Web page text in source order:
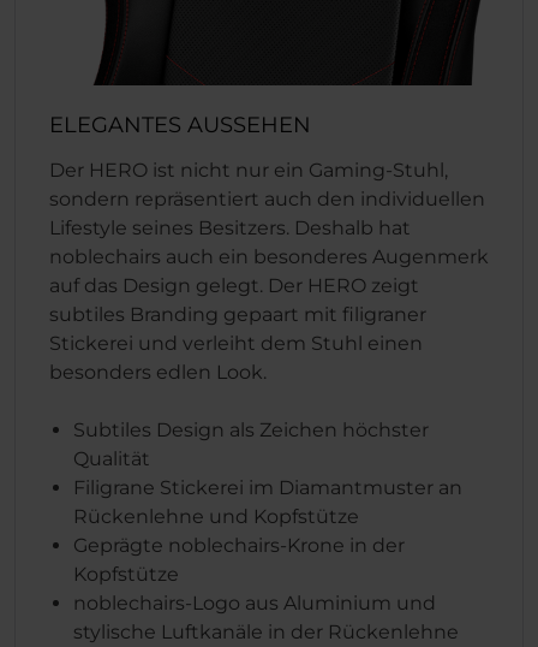
ELEGANTES AUSSEHEN
Der HERO ist nicht nur ein Gaming-Stuhl,
sondern repräsentiert auch den individuellen
Lifestyle seines Besitzers. Deshalb hat
noblechairs auch ein besonderes Augenmerk
auf das Design gelegt. Der HERO zeigt
subtiles Branding gepaart mit filigraner
Stickerei und verleiht dem Stuhl einen
besonders edlen Look.
Subtiles Design als Zeichen höchster
Qualität
Filigrane Stickerei im Diamantmuster an
Rückenlehne und Kopfstütze
Geprägte noblechairs-Krone in der
Kopfstütze
noblechairs-Logo aus Aluminium und
stylische Luftkanäle in der Rückenlehne